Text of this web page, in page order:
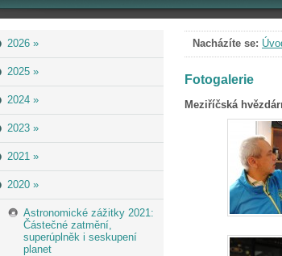
2026 »
2025 »
2024 »
2023 »
2021 »
2020 »
Astronomické zážitky 2021:
Částečné zatmění,
superúplněk i seskupení
planet
Nacházíte se:
Fotogalerie
Meziříčská